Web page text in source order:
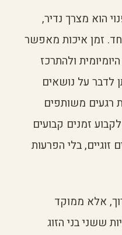
הוא מצרך נדיר,
זמן איכות מאפשר
ולהתרכז
לדבר על נושאים
רגעים משותפים
זמנים קבועים
זוגיים, בלי הפרעות
אלא ממוקד
ששני בני הזוג